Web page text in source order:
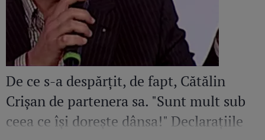
De ce s-a despărțit, de fapt, Cătălin
Crișan de partenera sa. "Sunt mult sub
ceea ce își dorește dânsa!" Declarațiile